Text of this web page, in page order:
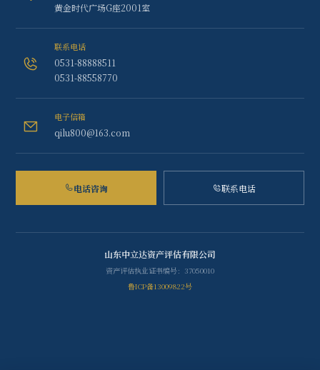
黄金时代广场G座2001室
联系电话
0531-88888511
0531-88558770
电子信箱
qilu800@163.com
电话咨询 联系电话
山东中立达资产评估有限公司
资产评估执业证书编号：37050010
鲁ICP备13009822号